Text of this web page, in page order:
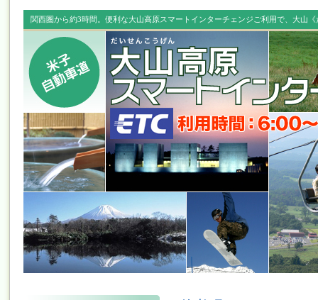
関西圏から約3時間。便利な大山高原スマートインターチェンジご利用で、大山